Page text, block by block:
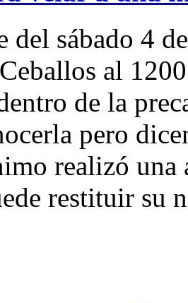
del sábado 4
al
de la
pero
realizó
restituir su